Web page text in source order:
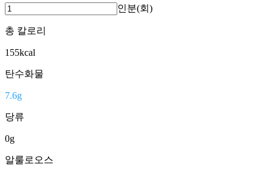
인분(회)
총 칼로리
155kcal
탄수화물
7.6g
당류
0g
알룰로오스